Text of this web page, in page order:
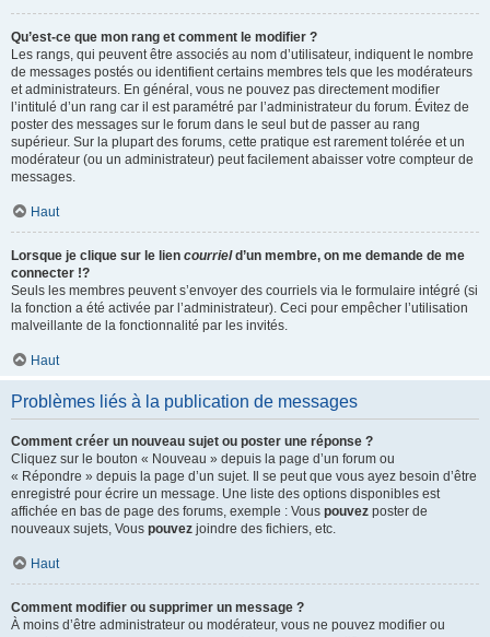
Qu’est-ce que mon rang et comment le modifier ?
Les rangs, qui peuvent être associés au nom d’utilisateur, indiquent le nombre
de messages postés ou identifient certains membres tels que les modérateurs
et administrateurs. En général, vous ne pouvez pas directement modifier
l’intitulé d’un rang car il est paramétré par l’administrateur du forum. Évitez de
poster des messages sur le forum dans le seul but de passer au rang
supérieur. Sur la plupart des forums, cette pratique est rarement tolérée et un
modérateur (ou un administrateur) peut facilement abaisser votre compteur de
messages.
Haut
Lorsque je clique sur le lien courrield’un membre, on me demande de me
connecter !?
Seuls les membres peuvent s’envoyer des courriels via le formulaire intégré (si
la fonction a été activée par l’administrateur). Ceci pour empêcher l’utilisation
malveillante de la fonctionnalité par les invités.
Haut
Problèmes liés à la publication de messages
Comment créer un nouveau sujet ou poster une réponse ?
Cliquez sur le bouton « Nouveau » depuis la page d’un forum ou
« Répondre » depuis la page d’un sujet. Il se peut que vous ayez besoin d’être
enregistré pour écrire un message. Une liste des options disponibles est
affichée en bas de page des forums, exemple : Vous pouvez poster de
nouveaux sujets, Vous pouvez joindre des fichiers, etc.
Haut
Comment modifier ou supprimer un message ?
À moins d’être administrateur ou modérateur, vous ne pouvez modifier ou